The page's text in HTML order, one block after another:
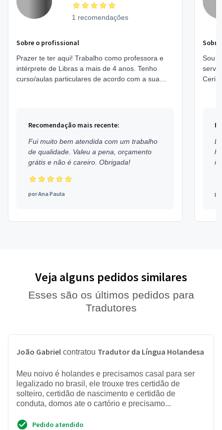
1 recomendações
Sobre o profissional
Prazer te ter aqui! Trabalho como professora e
intérprete de Libras a mais de 4 anos. Tenho
curso/aulas particulares de acordo com a sua
Recomendação mais recente:
Fui muito bem atendida com um trabalho
de qualidade. Valeu a pena, orçamento
grátis e não é careiro. Obrigada!
porAna Paula
Sou
Veja alguns pedidos similares
Esses são os últimos pedidos para
Tradutores
João Gabriel contratou Tradutor da Língua Holandesa
Meu noivo é holandes e precisamos casal para ser
legalizado no brasil, ele trouxe tres certidão de
solteiro, certidão de nascimento e certidão de
conduta, domos ate o cartório e precisamo...
Pedido atendido